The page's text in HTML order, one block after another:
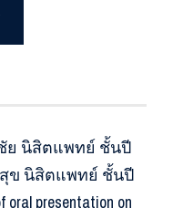
ย นิสิตแพทย์ ชั้นปี
ข นิสิตแพทย์ ชั้นปี
presentation on